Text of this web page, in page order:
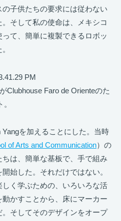
子供たちの要求には従わない
そして私の使命は、メキシコ
て、簡単に複製できるロボッ
Clubhouse Faro de Orienteのた
を加えることにした。当時
of Arts and Communication）の
は、簡単な基板で、手で組み
始した。それだけではない。
く学ぶための、いろいろな活
かすことから、床にマーカー
そしてそのデザインをオープ